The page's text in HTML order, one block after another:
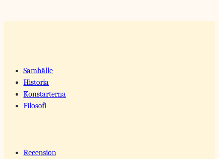
Samhälle
Historia
Konstarterna
Filosofi
Recension